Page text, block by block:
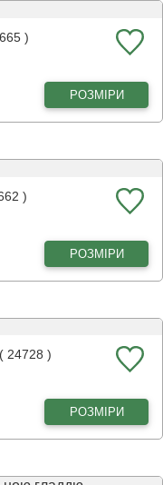
)
РОЗМІРИ
)
РОЗМІРИ
)
РОЗМІРИ